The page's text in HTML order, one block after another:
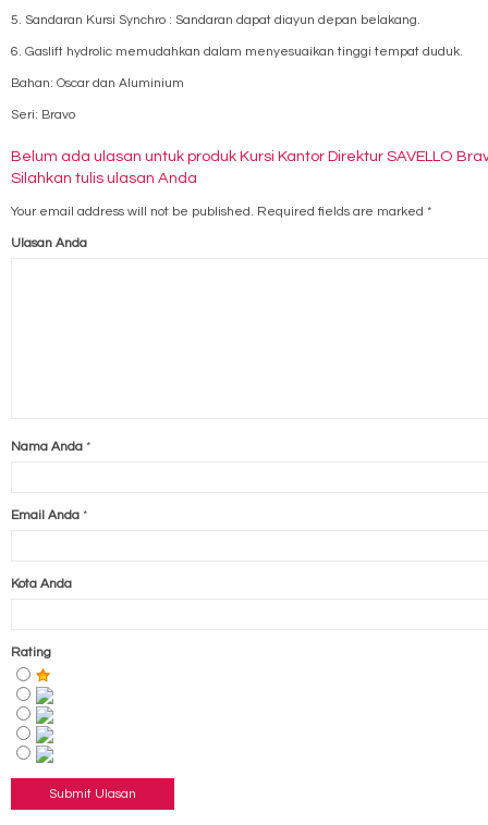
5. Sandaran Kursi Synchro : Sandaran dapat diayun depan belakang.
6. Gaslift hydrolic memudahkan dalam menyesuaikan tinggi tempat duduk.
Bahan: Oscar dan Aluminium
Seri: Bravo
Belum ada ulasan untuk produk Kursi Kantor Direktur SAVELLO
Silahkan tulis ulasan Anda
Your email address will not be published. Required fields are marked *
Ulasan Anda
Nama Anda *
Email Anda *
Kota Anda
Rating